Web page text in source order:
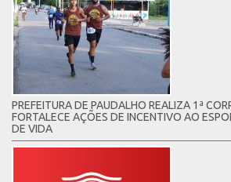
PREFEITURA DE PAUDALHO REALIZA 1ª
FORTALECE AÇÕES DE INCENTIVO AO
DE VIDA